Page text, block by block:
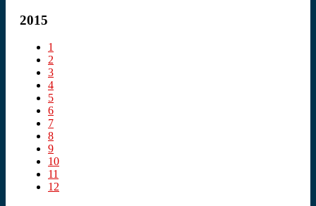
2015
1
2
3
4
5
6
7
8
9
10
11
12